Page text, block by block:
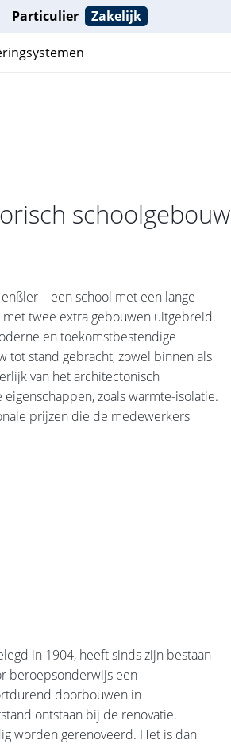
Particulier Zakelijk
schoolgebouw
– een school met een lange
twee extra gebouwen uitgebreid.
en toekomstbestendige
tot stand gebracht, zowel binnen als
van het architectonisch
zoals warmte-isolatie.
prijzen die de medewerkers
in 1904, heeft sinds zijn bestaan
beroepsonderwijs een
doorbouwen in
ontstaan bij de renovatie.
worden gerenoveerd. Het is dan